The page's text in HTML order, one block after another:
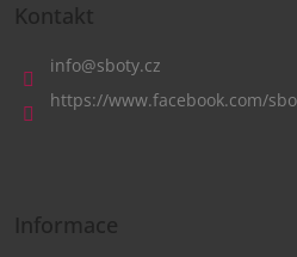
Kontakt
info@sboty.cz
https://www.facebook.com/
Informace